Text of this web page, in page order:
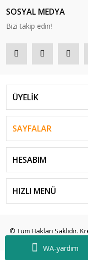
WA-yardım
SOSYAL MEDYA
Bizi takip edin!
ÜYELİK
SAYFALAR
HESABIM
HIZLI MENÜ
© Tüm Hakları Saklıdır.